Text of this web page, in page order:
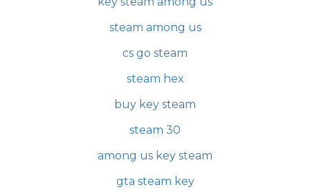
steam among us
cs go steam
steam hex
buy key steam
steam 30
among us key steam
gta steam key